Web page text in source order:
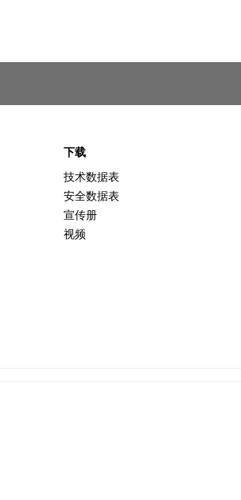
下载
技术数据表
安全数据表
宣传册
视频